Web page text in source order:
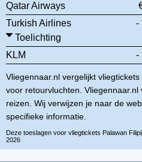
Qatar Airways
Turkish Airlines
-
Toelichting
KLM
-
Vliegennaar.nl vergelijkt
voor retourvluchten.
reizen. Wij verwijzen je naar de
specifieke informatie.
Deze toeslagen voor vliegtickets Palawan
2026